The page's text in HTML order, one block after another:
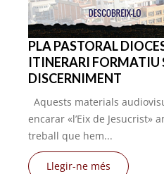
PLA PASTORAL
ITINERARI FORMATIU
DISCERNIMENT
Aquests materials
encarar «l’Eix de Jesucrist»
treball que hem...
Llegir-ne més